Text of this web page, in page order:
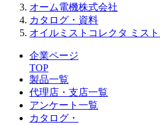
オーム電機株式会社
カタログ・資料
オイルミストコレクタ ミス
企業ページ
TOP
製品一覧
代理店・支店一覧
アンケート一覧
カタログ・